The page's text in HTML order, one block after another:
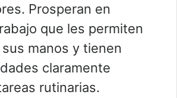
Prosperan en
que les permiten
manos y tienen
claramente
rutinarias.